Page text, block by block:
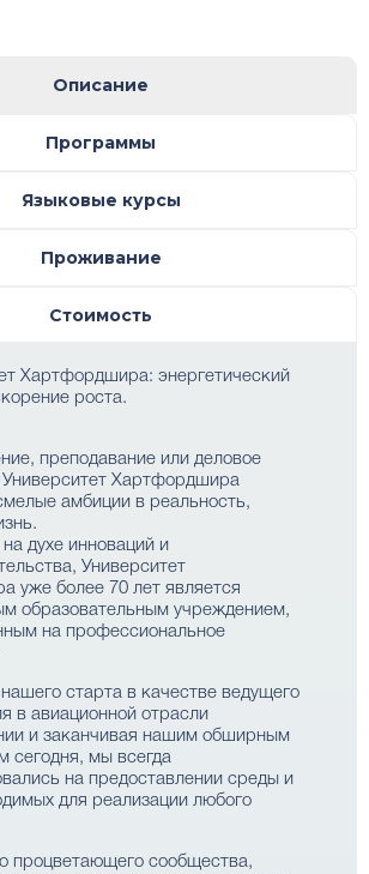
Описание
Программы
Языковые курсы
Проживание
Стоимость
Хартфордшира: энергетический
роста.
преподавание или деловое
Университет Хартфордшира
амбиции в реальность,
духе инноваций и
Университет
уже более 70 лет является
образовательным учреждением,
на профессиональное
старта в качестве ведущего
в авиационной отрасли
и заканчивая нашим обширным
сегодня, мы всегда
на предоставлении среды и
для реализации любого
процветающего сообщества,